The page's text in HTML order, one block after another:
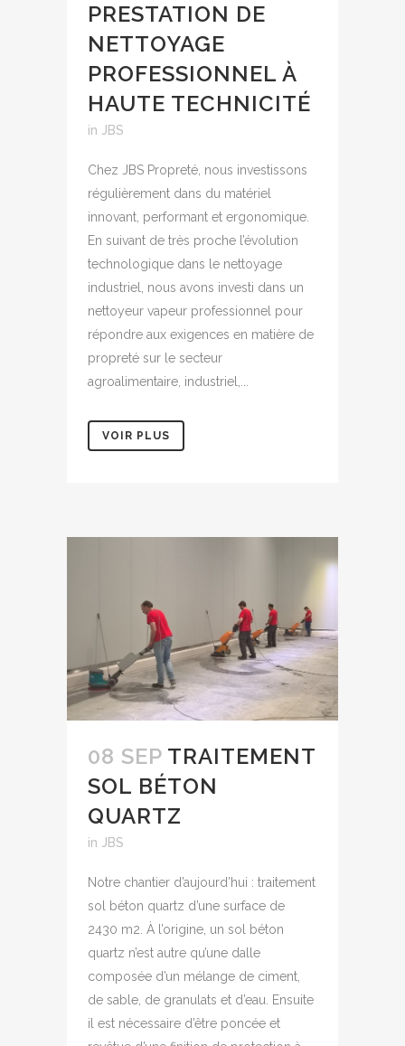
PRESTATION DE
NETTOYAGE
PROFESSIONNEL À
HAUTE TECHNICITÉ
in JBS
Chez JBS Propreté, nous investissons
régulièrement dans du matériel
innovant, performant et ergonomique.
En suivant de très proche l’évolution
technologique dans le nettoyage
industriel, nous avons investi dans un
nettoyeur vapeur professionnel pour
répondre aux exigences en matière de
propreté sur le secteur
agroalimentaire, industriel,...
VOIR PLUS
08 SEP TRAITEMENT
SOL BÉTON
QUARTZ
in JBS
Notre chantier d’aujourd’hui : traitement
sol béton quartz d’une surface de
2430 m2. À l’origine, un sol béton
quartz n’est autre qu’une dalle
composée d’un mélange de ciment,
de sable, de granulats et d’eau. Ensuite
il est nécessaire d’être poncée et